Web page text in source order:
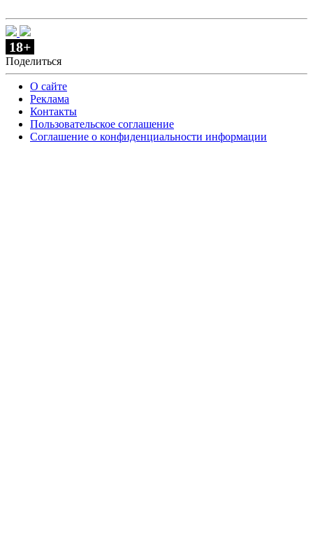
18+
Поделиться
О сайте
Реклама
Контакты
Пользовательское соглашение
Соглашение о конфиденциальности информации